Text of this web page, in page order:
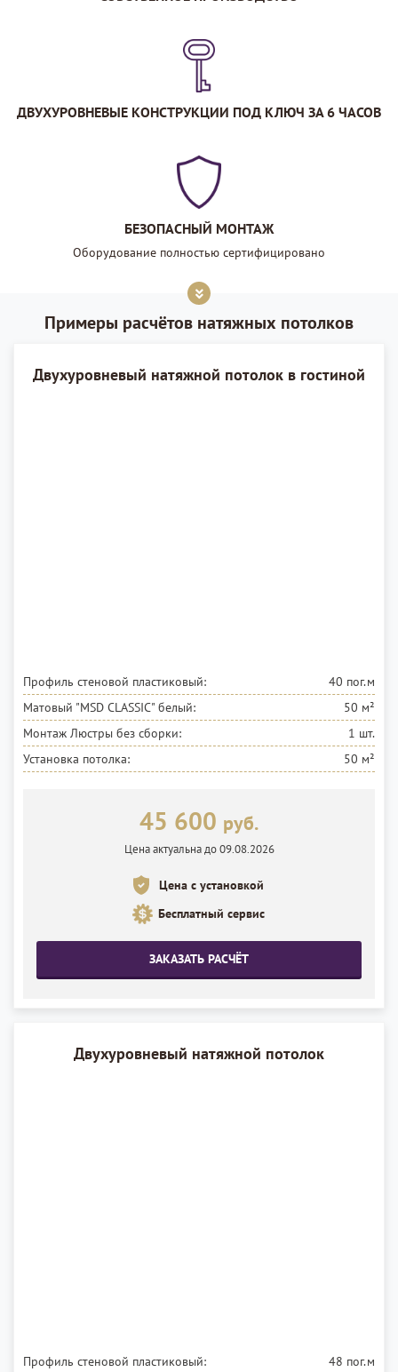
ДВУХУРОВНЕВЫЕ КОНСТРУКЦИИ ПОД КЛЮЧ ЗА 6 ЧАСОВ
БЕЗОПАСНЫЙ МОНТАЖ
Оборудование полностью сертифицировано
Примеры расчётов натяжных потолков
Двухуровневый натяжной потолок в гостиной
Профиль стеновой пластиковый:
40 пог.м
Матовый "MSD CLASSIC" белый:
50 м²
Монтаж Люстры без сборки:
1 шт.
Установка потолка:
50 м²
45 600 руб.
Цена актуальна до 09.08.2026
Цена с установкой
Бесплатный сервис
ЗАКАЗАТЬ РАСЧЁТ
Двухуровневый натяжной потолок
Профиль стеновой пластиковый:
48 пог.м